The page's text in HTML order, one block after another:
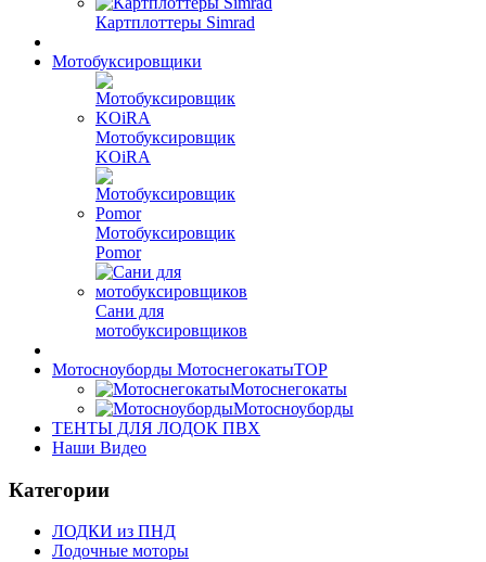
Картплоттеры Simrad
Мотобуксировщики
Мотобуксировщик
KOiRA
Мотобуксировщик
Pomor
Сани для
мотобуксировщиков
Мотосноуборды МотоснегокатыTOP
Мотоснегокаты
Мотосноуборды
ТЕНТЫ ДЛЯ ЛОДОК ПВХ
Наши Видео
Категории
ЛОДКИ из ПНД
Лодочные моторы